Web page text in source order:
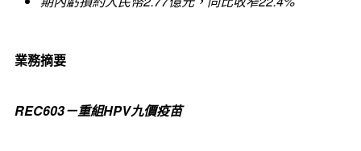
業務摘要
REC603－重組HPV九價疫苗